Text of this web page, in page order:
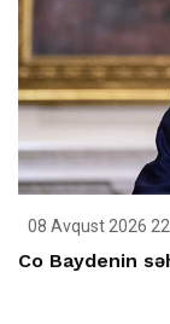
08 Avqust 2026
Co Baydenin